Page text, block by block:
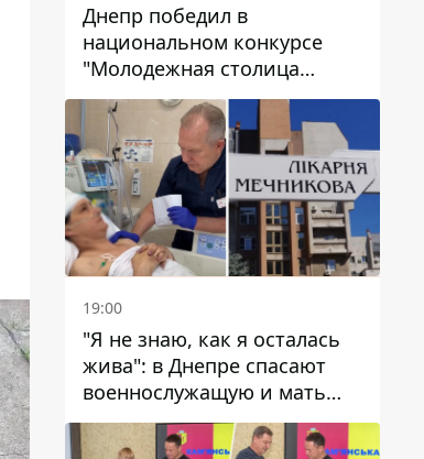
Днепр победил в
национальном конкурсе
"Молодежная столица
Украины – 2026"
19:00
"Я не знаю, как я осталась
жива": в Днепре спасают
военнослужащую и мать
четверых детей, которую
ранил КАБ